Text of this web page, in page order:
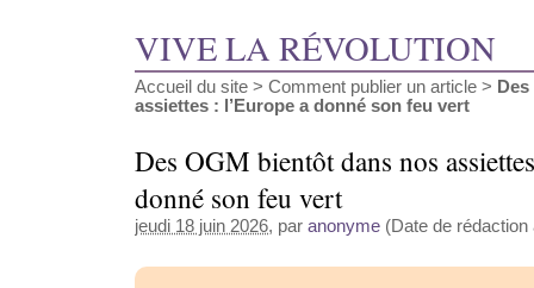
VIVE LA RÉVOLUTION
Accueil du site > Comment publier un article >
assiettes : l’Europe a donné son feu vert
Des OGM bientôt dans nos
donné son feu vert
jeudi 18 juin 2026, par anonyme (Date de rédaction